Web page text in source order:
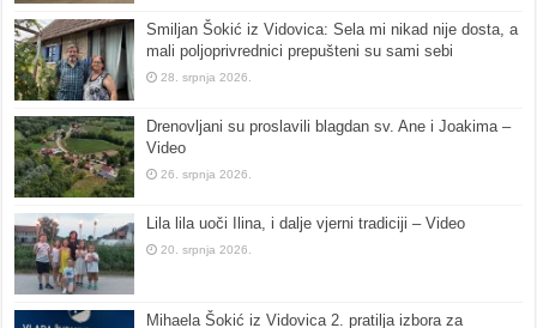
Smiljan Šokić iz Vidovica: Sela mi nikad nije dosta, a
mali poljoprivrednici prepušteni su sami sebi
28. srpnja 2026.
Drenovljani su proslavili blagdan sv. Ane i Joakima –
Video
26. srpnja 2026.
Lila lila uoči Ilina, i dalje vjerni tradiciji – Video
20. srpnja 2026.
Mihaela Šokić iz Vidovica 2. pratilja izbora za